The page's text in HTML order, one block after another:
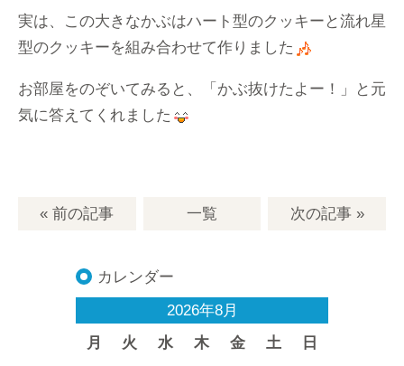
実は、この大きなかぶはハート型のクッキーと流れ星
型のクッキーを組み合わせて作りました
お部屋をのぞいてみると、「かぶ抜けたよー！」と元
気に答えてくれました
« 前の記事 一覧 次の記事»
カレンダー
2026年8月
月
火 水 木 金 土 日